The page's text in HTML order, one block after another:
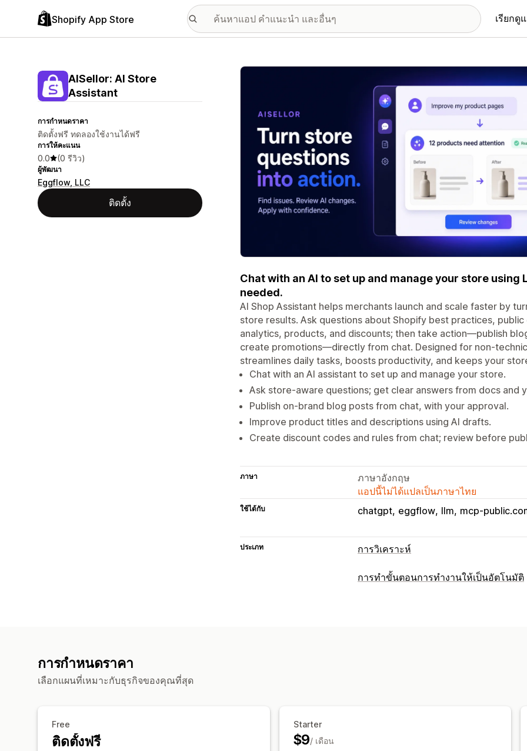
Shopify App Store เรียกดู
AISellor: AI Store
Assistant
การกำหนดราคา
ติดตั้งฟรี ทดลองใช้งานได้ฟรี
การให้คะแนน
0.0 (0 รีวิว)
ผู้พัฒนา
Eggflow, LLC
ติดตั้ง
แกลเลอรีรูปภาพที่แสดง
Chat with an AI to set up and manage your store
needed.
AI Shop Assistant helps merchants launch and scale faster by
store results. Ask questions about Shopify best practices, public
analytics, products, and discounts; then take action—publish
create promotions—directly from chat. Designed for non-
streamlines daily tasks, boosts productivity, and keeps your
Chat with an AI assistant to set up and manage your store.
Ask store-aware questions; get clear answers from docs and
Publish on-brand blog posts from chat, with your approval.
Improve product titles and descriptions using AI drafts.
Create discount codes and rules from chat; review before
ภาษา
ภาษาอังกฤษ
แอปนี้ไม่ได้แปลเป็นภาษาไทย
ใช้ได้กับ chatgpt eggflow llm mcp-
ประเภท การวิเคราะห์
การทำขั้นตอนการทำงานให้เป็นอัตโนมัติ
การกำหนดราคา
เลือกแผนที่เหมาะกับธุรกิจของคุณที่สุด
Free
ติดตั้งฟรี
Starter
$9/ เดือน